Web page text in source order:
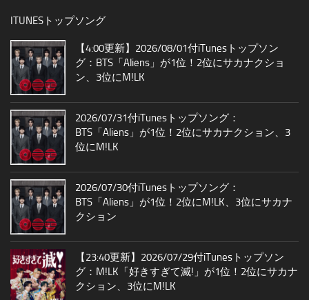
ITUNESトップソング
【4:00更新】2026/08/01付iTunesトップソン
グ：BTS「Aliens」が1位！2位にサカナクショ
ン、3位にM!LK
2026/07/31付iTunesトップソング：
BTS「Aliens」が1位！2位にサカナクション、3
位にM!LK
2026/07/30付iTunesトップソング：
BTS「Aliens」が1位！2位にM!LK、3位にサカナ
クション
【23:40更新】2026/07/29付iTunesトップソン
グ：M!LK「好きすぎて滅!」が1位！2位にサカナ
クション、3位にM!LK